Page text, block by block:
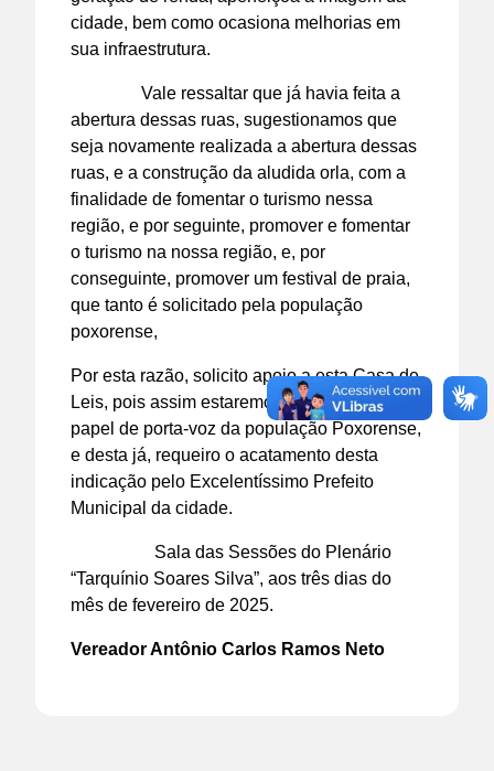
cidade, bem como ocasiona melhorias em
sua infraestrutura.
Vale ressaltar que já havia feita a
abertura dessas ruas, sugestionamos que
seja novamente realizada a abertura dessas
ruas, e a construção da aludida orla, com a
finalidade de fomentar o turismo nessa
região, e por seguinte, promover e fomentar
o turismo na nossa região, e, por
conseguinte, promover um festival de praia,
que tanto é solicitado pela população
poxorense,
Por esta razão, solicito apoio a esta Casa de
Leis, pois assim estaremos fazendo nosso
papel de porta-voz da população Poxorense,
e desta já, requeiro o acatamento desta
indicação pelo Excelentíssimo Prefeito
Municipal da cidade.
Sala das Sessões do Plenário
“Tarquínio Soares Silva”, aos três dias do
mês de fevereiro de 2025.
Vereador Antônio Carlos Ramos Neto